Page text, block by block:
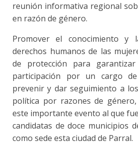
reunión informativa regional
en razón de género.
Promover el conocimiento y
derechos humanos de las
de protección para
participación por un cargo
prevenir y dar seguimiento a
política por razones de
este importante evento al que
candidatas de doce municipios
como sede esta ciudad de Parral.